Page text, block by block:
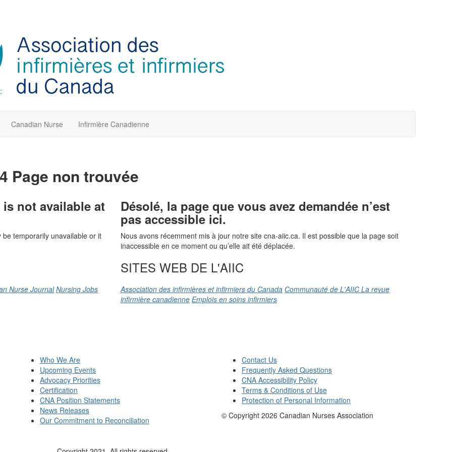
Canadian Nurse Infirmière Canadienne
Page non trouvée
not available at
temporarily unavailable or it
Nurse Journal Nursing Jobs
Désolé, la page que vous avez demandée n’est
pas accessible ici.
Nous avons récemment mis à jour notre site cna-aiic.ca. Il est possible que la page soit
inaccessible en ce moment ou qu’elle ait été déplacée.
SITES WEB DE L'AIIC
Association des infirmières et infirmiers du Canada Communauté de L'AIIC La revue
infirmière canadienne Emplois en soins infirmiers
Who We Are
Upcoming Events
Advocacy Priorities
Certification
CNA Position Statements
News Releases
Our Commitment to Reconciliation
Contact Us
Frequently Asked Questions
CNA Accessibility Policy
Terms & Conditions of Use
Protection of Personal Information
© Copyright 2026 Canadian Nurses Association